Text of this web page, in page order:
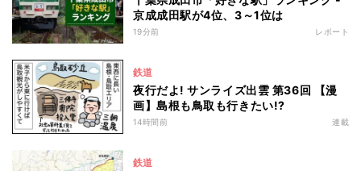
京成成田駅が4位、3～1位は
19分前 レポート
鉄道
夜行だよ! サンライズ出雲 第36回 【漫
画】島根も鳥取も行きたい!?
14時間前 連載
鉄道